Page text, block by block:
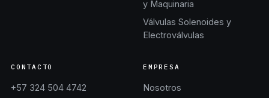
y Maquinaria
Válvulas Solenoides y
Electroválvulas
CONTACTO
+57 324 504 4742
EMPRESA
Nosotros